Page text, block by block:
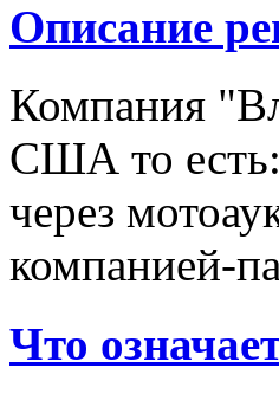
Описание
Компания
США то есть:
через
компанией-
Что